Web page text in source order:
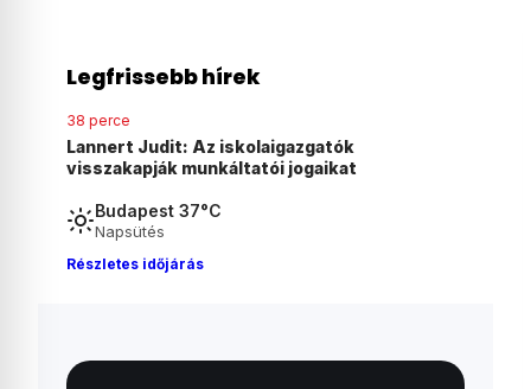
Legfrissebb hírek
45 perce
Nejlonzacskóba csomagolt ürüléket küldött
volt főnökének, majd több millió forintot
Budapest 37°C
Napsütés
Részletes időjárás